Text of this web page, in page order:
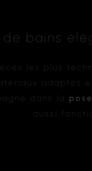
de bains
les plus
adaptés
dans la
aussi